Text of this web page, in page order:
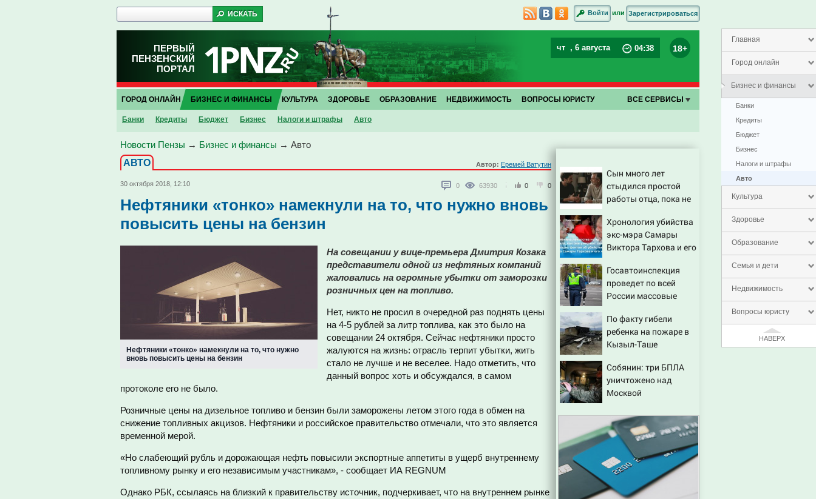
Главная
Город онлайн
Бизнес и финансы
Банки
Кредиты
Бюджет
Бизнес
Налоги и штрафы
Авто
Культура
Здоровье
Образование
Семья и дети
Недвижимость
Вопросы юристу
НАВЕРХ
Войти или Зарегистрироваться
ПЕРВЫЙ
ПЕНЗЕНСКИЙ
ПОРТАЛ
чт , 6 августа 04:38 18+
ГОРОД ОНЛАЙН БИЗНЕС И ФИНАНСЫ
Банки Кредиты Бюджет Бизнес Налоги и штрафы Авто
КУЛЬТУРА ЗДОРОВЬЕ ОБРАЗОВАНИЕ НЕДВИЖИМОСТЬ ВОПРОСЫ ЮРИСТУ ВСЕ СЕРВИСЫ
Новости Пензы → Бизнес и финансы → Авто
АВТО
Автор: Еремей Ватутин
30 октября 2018, 12:10 0 63930 0 0
Нефтяники «тонко» намекнули на то, что нужно вновь
повысить цены на бензин
Нефтяники «тонко» намекнули на то, что нужно
вновь повысить цены на бензин
На совещании у вице-премьера Дмитрия Козака
представители одной из нефтяных компаний
жаловались на огромные убытки от заморозки
розничных цен на топливо.
Нет, никто не просил в очередной раз поднять цены
на 4-5 рублей за литр топлива, как это было на
совещании 24 октября. Сейчас нефтяники просто
жалуются на жизнь: отрасль терпит убытки, жить
стало не лучше и не веселее. Надо отметить, что
данный вопрос хоть и обсуждался, в самом
протоколе его не было.
Розничные цены на дизельное топливо и бензин были заморожены летом этого года в обмен на
снижение топливных акцизов. Нефтяники и российское правительство отмечали, что это является
временной мерой.
«Но слабеющий рубль и дорожающая нефть повысили экспортные аппетиты в ущерб внутреннему
топливному рынку и его независимым участникам», - сообщает ИА REGNUM
Однако РБК, ссылаясь на близкий к правительству источник, подчеркивает, что на внутреннем рынке
Сын много лет
стыдился простой
работы отца, пока не
отказался от карьеры
- история одной семьи
Хронология убийства
экс-мэра Самары
Виктора Тархова и его
шокирующих фактов,
новые подробности
Госавтоинспекция
проведет по всей
России массовые
По факту гибели
ребенка на пожаре в
Кызыл-Таше
уголовное дело
Собянин: три БПЛА
уничтожено над
Москвой